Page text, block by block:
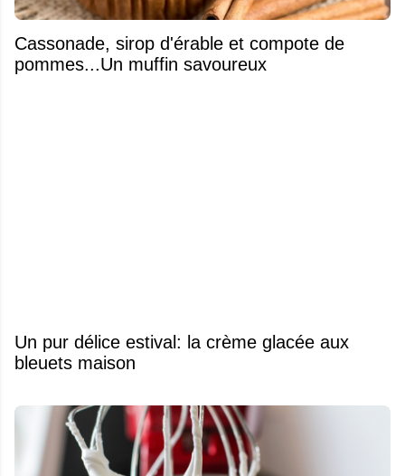
​Cassonade, sirop d'érable et compote de
pommes...Un muffin savoureux
Un pur délice estival: la crème glacée aux
bleuets maison